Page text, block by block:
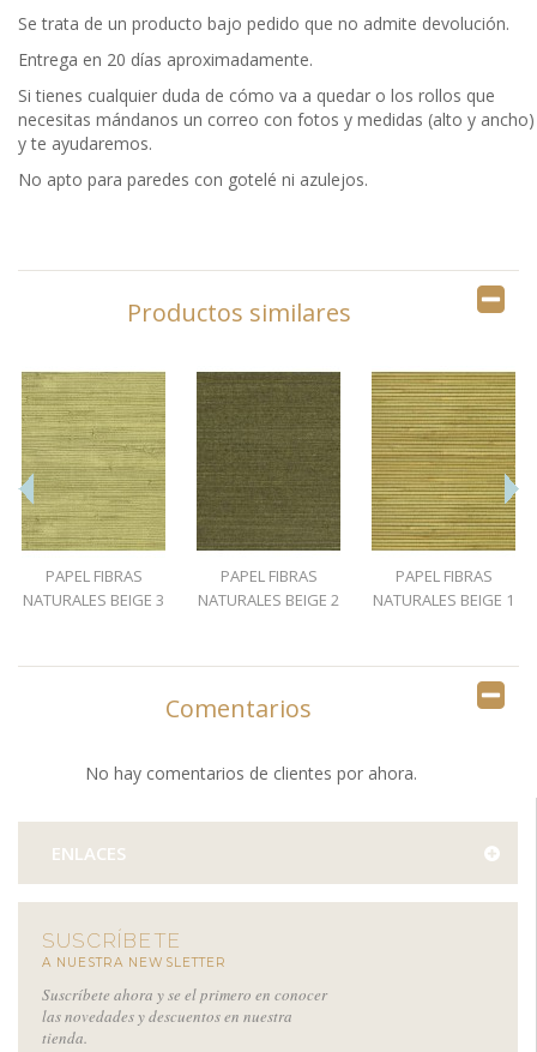
Se trata de un producto bajo pedido que no admite devolución.
Entrega en 20 días aproximadamente.
Si tienes cualquier duda de cómo va a quedar o los rollos que
necesitas mándanos un correo con fotos y medidas (alto y ancho)
y te ayudaremos.
No apto para paredes con gotelé ni azulejos.
Productos similares
PAPEL FIBRAS
NATURALES BEIGE 3
PAPEL FIBRAS
NATURALES BEIGE 2
PAPEL FIBRAS
NATURALES BEIGE 1
Comentarios
No hay comentarios de clientes por ahora.
ENLACES
SUSCRÍBETE
A NUESTRA NEWSLETTER
Suscríbete ahora y se el primero en conocer
las novedades y descuentos en nuestra
tienda.